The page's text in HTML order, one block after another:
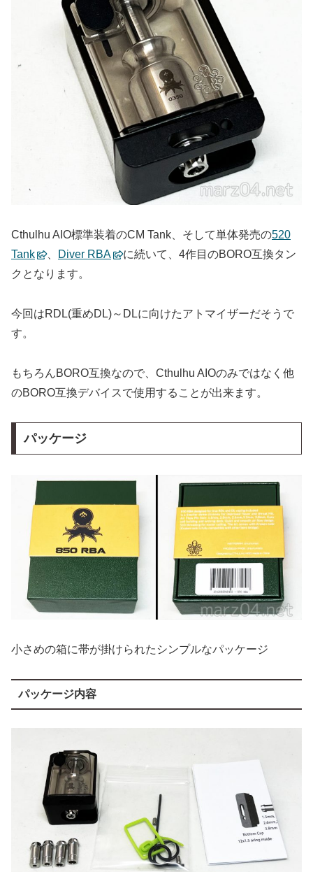
Cthulhu AIO標準装着のCM Tank、そして単体発売の520
Tank
、 Diver RBA
に続いて、4作目のBORO互換タン
クとなります。
今回はRDL(重めDL)～DLに向けたアトマイザーだそうで
す。
もちろんBORO互換なので、Cthulhu AIOのみではなく他
のBORO互換デバイスで使用することが出来ます。
パッケージ
小さめの箱に帯が掛けられたシンプルなパッケージ
パッケージ内容